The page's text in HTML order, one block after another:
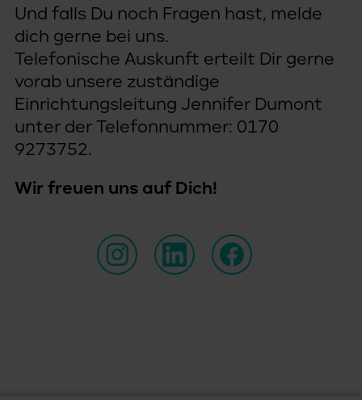
Und falls Du noch Fragen hast, melde
dich gerne bei uns.
Telefonische Auskunft erteilt Dir gerne
vorab unsere zuständige
Einrichtungsleitung Jennifer Dumont
unter der Telefonnummer: 0170
9273752.
Wir freuen uns auf Dich!